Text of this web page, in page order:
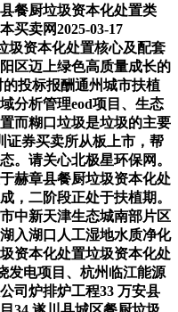
餐厨垃圾资本化处置类
买卖网2025-03-17
圾资本化处置核心及配套
区迈上绿色高质量成长的
投标报酬通州城市扶植
分析管理eod项目、生态
而糊口垃圾是垃圾的主要
证券买卖所从板上市，帮
。请关心北极星环保网。
赫章县餐厨垃圾资本化处
，二阶段正处于扶植期。
中新天津生态城南部片区
入湖口人工湿地水质净化
资本化处置垃圾资本化处
发电项目、杭州临江能源
司炉排炉工程33 万安县